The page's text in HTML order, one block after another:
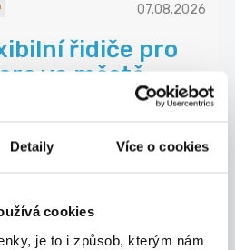
Detaily Více o cookies
cookies
je to i způsob, kterým nám
07.08.2026
řidiče pro
ve městě...
týmu! Hledáme spolehlivé